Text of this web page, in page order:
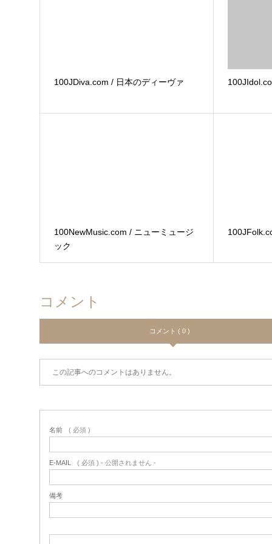
100JDiva.com / 日本のディーヴァ
100NewMusic.com / ニューミュージ
ック
コメント
コメント ( 0 )
この記事へのコメントはありません。
名前 ( 必須 )
E-MAIL ( 必須 ) - 公開されません -
備考